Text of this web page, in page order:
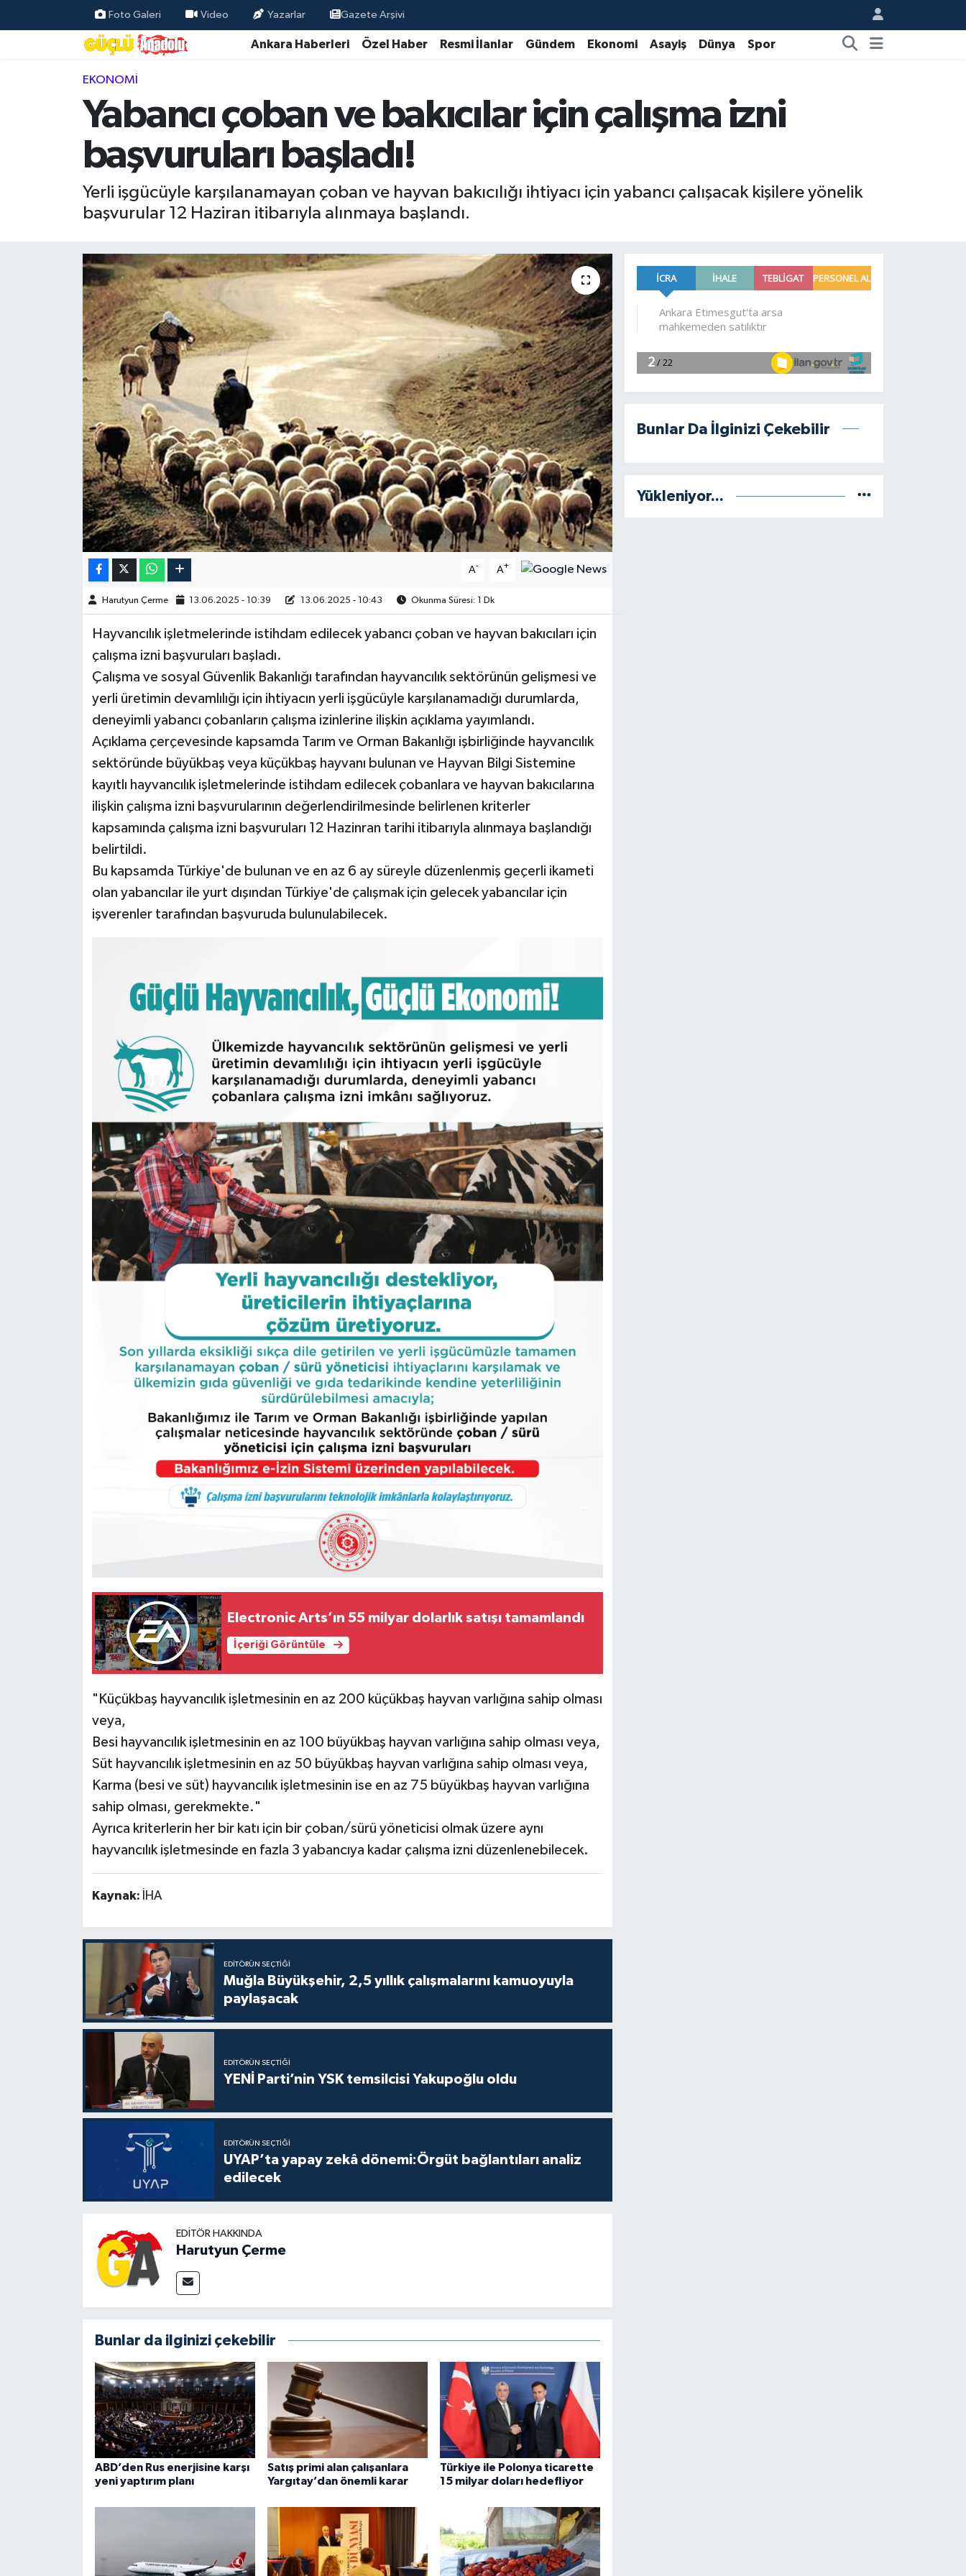
Foto Galeri Video Yazarlar Gazete Arşivi
Ankara Haberleri Özel Haber Resmi İlanlar Gündem Ekonomi Asayiş Dünya Spor
EKONOMI
Yabancı çoban ve bakıcılar için çalışma izni
başvuruları başladı!
Yerli işgücüyle karşılanamayan çoban ve hayvan bakıcılığı ihtiyacı için yabancı çalışacak kişilere yönelik
başvurular 12 Haziran itibarıyla alınmaya başlandı.
A- A+
Harutyun Çerme 13.06.2025 - 10:39 13.06.2025 - 10:43 Okunma Süresi: 1 Dk
Hayvancılık işletmelerinde istihdam edilecek yabancı çoban ve hayvan bakıcıları için
çalışma izni başvuruları başladı.
Çalışma ve sosyal Güvenlik Bakanlığı tarafından hayvancılık sektörünün gelişmesi ve
yerli üretimin devamlılığı için ihtiyacın yerli işgücüyle karşılanamadığı durumlarda,
deneyimli yabancı çobanların çalışma izinlerine ilişkin açıklama yayımlandı.
Açıklama çerçevesinde kapsamda Tarım ve Orman Bakanlığı işbirliğinde hayvancılık
sektöründe büyükbaş veya küçükbaş hayvanı bulunan ve Hayvan Bilgi Sistemine
kayıtlı hayvancılık işletmelerinde istihdam edilecek çobanlara ve hayvan bakıcılarına
ilişkin çalışma izni başvurularının değerlendirilmesinde belirlenen kriterler
kapsamında çalışma izni başvuruları 12 Hazinran tarihi itibarıyla alınmaya başlandığı
belirtildi.
Bu kapsamda Türkiye'de bulunan ve en az 6 ay süreyle düzenlenmiş geçerli ikameti
olan yabancılar ile yurt dışından Türkiye'de çalışmak için gelecek yabancılar için
işverenler tarafından başvuruda bulunulabilecek.
Electronic Arts’ın 55 milyar dolarlık satışı tamamlandı
İçeriği Görüntüle
"Küçükbaş hayvancılık işletmesinin en az 200 küçükbaş hayvan varlığına sahip olması
veya,
Besi hayvancılık işletmesinin en az 100 büyükbaş hayvan varlığına sahip olması veya,
Süt hayvancılık işletmesinin en az 50 büyükbaş hayvan varlığına sahip olması veya,
Karma (besi ve süt) hayvancılık işletmesinin ise en az 75 büyükbaş hayvan varlığına
sahip olması, gerekmekte."
Ayrıca kriterlerin her bir katı için bir çoban/sürü yöneticisi olmak üzere aynı
hayvancılık işletmesinde en fazla 3 yabancıya kadar çalışma izni düzenlenebilecek.
Kaynak: İHA
EDITÖRÜN SEÇTIĞI
Muğla Büyükşehir, 2,5 yıllık çalışmalarını kamuoyuyla
paylaşacak
EDITÖRÜN SEÇTIĞI
YENİ Parti’nin YSK temsilcisi Yakupoğlu oldu
EDITÖRÜN SEÇTIĞI
UYAP’ta yapay zekâ dönemi:Örgüt bağlantıları analiz
edilecek
EDITÖR HAKKINDA
Harutyun Çerme
Bunlar da ilginizi çekebilir
ABD’den Rus enerjisine karşı
yeni yaptırım planı
Satış primi alan çalışanlara
Yargıtay’dan önemli karar
Türkiye ile Polonya ticarette
15 milyar doları hedefliyor
Bunlar Da İlginizi Çekebilir
Yükleniyor...
Özel Haber
Resmi İlanlar
Ekonomi
Gündem
Magazin
Burç Yorumları
Hava Durumu
Kim kimdir?
Kültür Sanat
Yaşam-Çevre